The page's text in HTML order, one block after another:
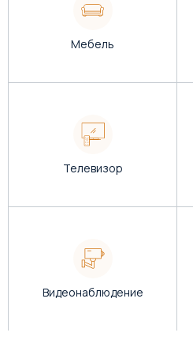
Мебель
Телевизор
Видеонаблюдение